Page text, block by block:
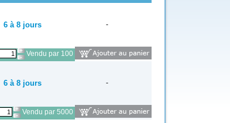
6 à 8 jours -
Vendu par 100
6 à 8 jours -
Vendu par 5000